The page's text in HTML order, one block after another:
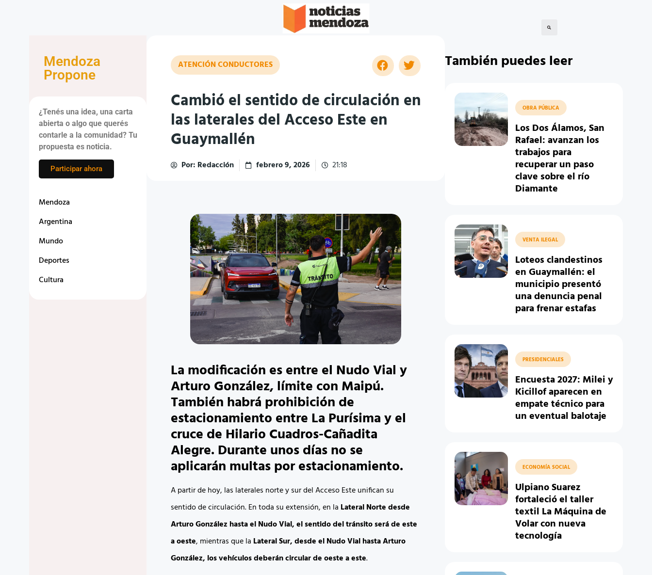
Mendoza
Propone
¿Tenés una idea, una carta
abierta o algo que querés
contarle a la comunidad? Tu
propuesta es noticia.
Participar ahora
Mendoza
Argentina
Mundo
Deportes
Cultura
ATENCIÓN CONDUCTORES
Cambió el sentido de circulación en
las laterales del Acceso Este en
Guaymallén
Por: Redacción febrero 9, 2026 21:18
La modificación es entre el Nudo Vial y
Arturo González, límite con Maipú.
También habrá prohibición de
estacionamiento entre La Purísima y el
cruce de Hilario Cuadros-Cañadita
Alegre. Durante unos días no se
aplicarán multas por estacionamiento.
A partir de hoy, las laterales norte y sur del Acceso Este unifican su
sentido de circulación. En toda su extensión, en la Lateral Norte desde
Arturo González hasta el Nudo Vial, el sentido del tránsito será de este
a oeste, mientras que la Lateral Sur, desde el Nudo Vial hasta Arturo
González, los vehículos deberán circular de oeste a este.
También puedes leer
OBRA PÚBLICA
Los Dos Álamos, San
Rafael: avanzan los
trabajos para
recuperar un paso
clave sobre el río
Diamante
VENTA ILEGAL
Loteos clandestinos
en Guaymallén: el
municipio presentó
una denuncia penal
para frenar estafas
PRESIDENCIALES
Encuesta 2027: Milei y
Kicillof aparecen en
empate técnico para
un eventual balotaje
ECONOMÍA SOCIAL
Ulpiano Suarez
fortaleció el taller
textil La Máquina de
Volar con nueva
tecnología